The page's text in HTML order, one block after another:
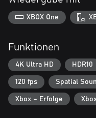
XBOX One
Funktionen
4K Ultra HD HDR10
120 fps Spatial
Xbox – Erfolge